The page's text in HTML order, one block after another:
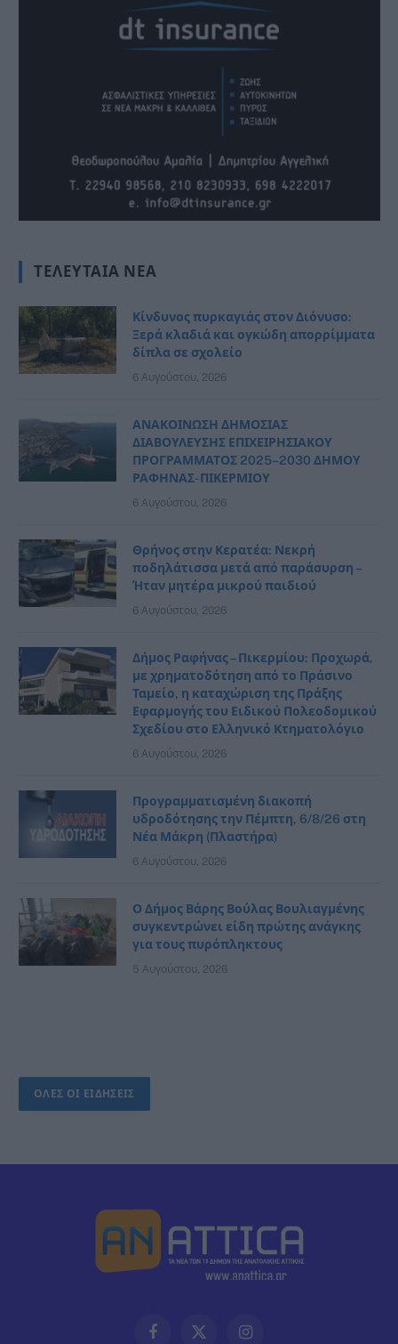
ΤΕΛΕΥΤΑΊΑ ΝΈΑ
Κίνδυνος πυρκαγιάς στον Διόνυσο:
Ξερά κλαδιά και ογκώδη απορρίμματα
δίπλα σε σχολείο
6 Αυγούστου, 2026
ΑΝΑΚΟΙΝΩΣΗ ΔΗΜΟΣΙΑΣ
ΔΙΑΒΟΥΛΕΥΣΗΣ ΕΠΙΧΕΙΡΗΣΙΑΚΟΥ
ΠΡΟΓΡΑΜΜΑΤΟΣ 2025–2030 ΔΗΜΟΥ
ΡΑΦΗΝΑΣ- ΠΙΚΕΡΜΙΟΥ
6 Αυγούστου, 2026
Θρήνος στην Κερατέα: Νεκρή
ποδηλάτισσα μετά από παράσυρση –
Ήταν μητέρα μικρού παιδιού
6 Αυγούστου, 2026
Δήμος Ραφήνας – Πικερμίου: Προχωρά,
με χρηματοδότηση από το Πράσινο
Ταμείο, η καταχώριση της Πράξης
Εφαρμογής του Ειδικού Πολεοδομικού
Σχεδίου στο Ελληνικό Κτηματολόγιο
6 Αυγούστου, 2026
Προγραμματισμένη διακοπή
υδροδότησης την Πέμπτη, 6/8/26 στη
Νέα Μάκρη (Πλαστήρα)
6 Αυγούστου, 2026
Ο Δήμος Βάρης Βούλας Βουλιαγμένης
συγκεντρώνει είδη πρώτης ανάγκης
για τους πυρόπληκτους
5 Αυγούστου, 2026
ΟΛΕΣ ΟΙ ΕΙΔΗΣΕΙΣ
FacebookX Instagram